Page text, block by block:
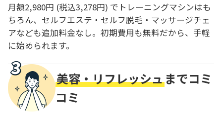
月額2,980円 (税込3,278円) でトレーニングマシンはも
ちろん、セルフエステ・セルフ脱毛・マッサージチェ
アなども追加料金なし。初期費用も無料だから、手軽
に始められます。
美容・リフレッシュまでコミ
コミ